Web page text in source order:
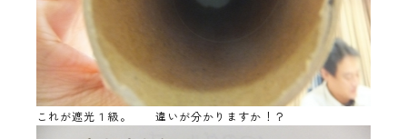
これが遮光１級。 違いが分かりますか！？